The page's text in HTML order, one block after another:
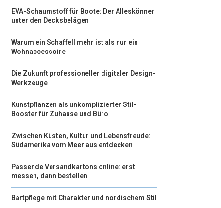
EVA-Schaumstoff für Boote: Der Alleskönner
unter den Decksbelägen
Warum ein Schaffell mehr ist als nur ein
Wohnaccessoire
Die Zukunft professioneller digitaler Design-
Werkzeuge
Kunstpflanzen als unkomplizierter Stil-
Booster für Zuhause und Büro
Zwischen Küsten, Kultur und Lebensfreude:
Südamerika vom Meer aus entdecken
Passende Versandkartons online: erst
messen, dann bestellen
Bartpflege mit Charakter und nordischem Stil